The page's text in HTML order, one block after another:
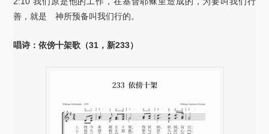
善，就是 神所预备叫我们行的。
唱诗：依傍十架歌（31，新233）